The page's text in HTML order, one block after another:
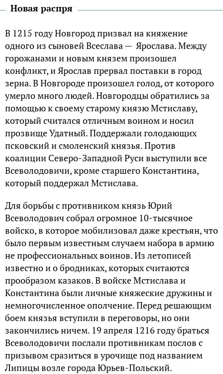
Новая распря
В 1215 году Новгород призвал на княжение
одного из сыновей Всеслава — Ярослава. Между
горожанами и новым князем произошел
конфликт, и Ярослав прервал поставки в город
зерна. В Новгороде произошел голод, от которого
умерло много людей. Новгородцы обратились за
помощью к своему старому князю Мстиславу,
который считался отличным воином и носил
прозвище Удатный. Поддержали голодающих
псковский и смоленский князья. Против
коалиции Северо-Западной Руси выступили все
Всеволодовичи, кроме старшего Константина,
который поддержал Мстислава.
Для борьбы с противником князь Юрий
Всеволодович собрал огромное 10-тысячное
войско, в которое мобилизовал даже крестьян, что
было первым известным случаем набора в армию
не профессиональных воинов. Из летописей
известно и о бродниках, которых считаются
прообразом казаков. В войске Мстислава и
Константина были личные княжеские дружины и
немногочисленное ополчение. Перед решающим
боем князья вступили в переговоры, но они
закончились ничем. 19 апреля 1216 году браться
Всеволодовичи послали противникам послов с
призывом сразиться в урочище под названием
Липицы возле города Юрьев-Польский.